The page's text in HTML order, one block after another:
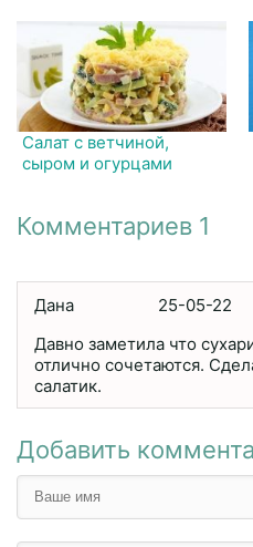
Салат с ветчиной,
сыром и огурцами
Комментариев 1
Дана 25-05-22
Давно заметила что
отлично сочетаются.
салатик.
Добавить